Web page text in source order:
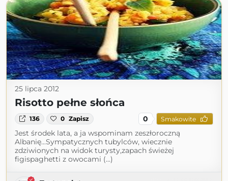
25 lipca 2012
Risotto pełne słońca
136 0 Zapisz 0 Smakowite
Jest środek lata, a ja wspominam zeszłoroczną
Albanię...Sympatycznych tubylców, wiecznie
zdziwionych na widok turysty,zapach świeżej
figispaghetti z owocami (...)